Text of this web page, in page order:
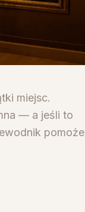
miejsc.
— a jeśli to
pomoże